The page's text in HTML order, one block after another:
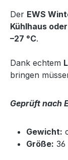
Der EWS
Kühlhaus
–27 °C.
Dank echtem
bringen
Geprüft nach
Gewicht:
Größe: 36